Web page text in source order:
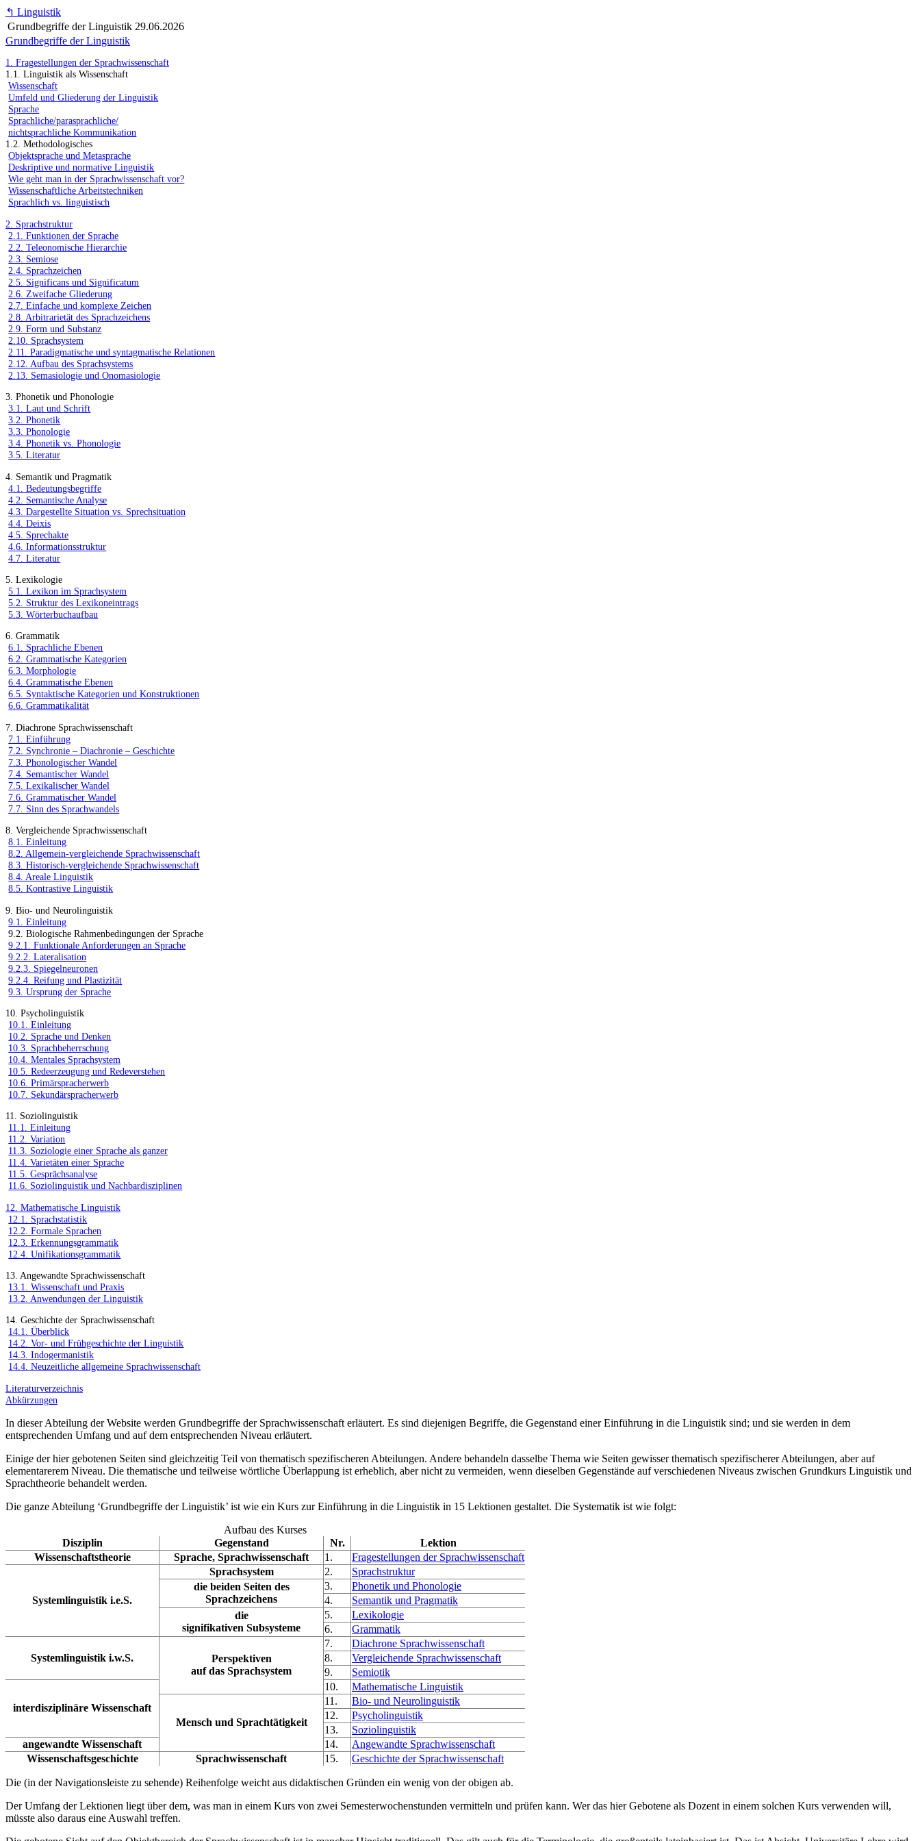
↰ Linguistik
Grundbegriffe der Linguistik 29.06.2026
Grundbegriffe der Linguistik
1. Fragestellungen der Sprachwissenschaft
1.1. Linguistik als Wissenschaft
Wissenschaft
Umfeld und Gliederung der Linguistik
Sprache
Sprachliche/parasprachliche/
nichtsprachliche Kommunikation
1.2. Methodologisches
Objektsprache und Metasprache
Deskriptive und normative Linguistik
Wie geht man in der Sprachwissenschaft vor?
Wissenschaftliche Arbeitstechniken
Sprachlich vs. linguistisch
2. Sprachstruktur
2.1. Funktionen der Sprache
2.2. Teleonomische Hierarchie
2.3. Semiose
2.4. Sprachzeichen
2.5. Significans und Significatum
2.6. Zweifache Gliederung
2.7. Einfache und komplexe Zeichen
2.8. Arbitrarietät des Sprachzeichens
2.9. Form und Substanz
2.10. Sprachsystem
2.11. Paradigmatische und syntagmatische Relationen
2.12. Aufbau des Sprachsystems
2.13. Semasiologie und Onomasiologie
3. Phonetik und Phonologie
3.1. Laut und Schrift
3.2. Phonetik
3.3. Phonologie
3.4. Phonetik vs. Phonologie
3.5. Literatur
4. Semantik und Pragmatik
4.1. Bedeutungsbegriffe
4.2. Semantische Analyse
4.3. Dargestellte Situation vs. Sprechsituation
4.4. Deixis
4.5. Sprechakte
4.6. Informationsstruktur
4.7. Literatur
5. Lexikologie
5.1. Lexikon im Sprachsystem
5.2. Struktur des Lexikoneintrags
5.3. Wörterbuchaufbau
6. Grammatik
6.1. Sprachliche Ebenen
6.2. Grammatische Kategorien
6.3. Morphologie
6.4. Grammatische Ebenen
6.5. Syntaktische Kategorien und Konstruktionen
6.6. Grammatikalität
7. Diachrone Sprachwissenschaft
7.1. Einführung
7.2. Synchronie – Diachronie – Geschichte
7.3. Phonologischer Wandel
7.4. Semantischer Wandel
7.5. Lexikalischer Wandel
7.6. Grammatischer Wandel
7.7. Sinn des Sprachwandels
8. Vergleichende Sprachwissenschaft
8.1. Einleitung
8.2. Allgemein-vergleichende Sprachwissenschaft
8.3. Historisch-vergleichende Sprachwissenschaft
8.4. Areale Linguistik
8.5. Kontrastive Linguistik
9. Bio- und Neurolinguistik
9.1. Einleitung
9.2. Biologische Rahmenbedingungen der Sprache
9.2.1. Funktionale Anforderungen an Sprache
9.2.2. Lateralisation
9.2.3. Spiegelneuronen
9.2.4. Reifung und Plastizität
9.3. Ursprung der Sprache
10. Psycholinguistik
10.1. Einleitung
10.2. Sprache und Denken
10.3. Sprachbeherrschung
10.4. Mentales Sprachsystem
10.5. Redeerzeugung und Redeverstehen
10.6. Primärspracherwerb
10.7. Sekundärspracherwerb
11. Soziolinguistik
11.1. Einleitung
11.2. Variation
11.3. Soziologie einer Sprache als ganzer
11.4. Varietäten einer Sprache
11.5. Gesprächsanalyse
11.6. Soziolinguistik und Nachbardisziplinen
12. Mathematische Linguistik
12.1. Sprachstatistik
12.2. Formale Sprachen
12.3. Erkennungsgrammatik
12.4. Unifikationsgrammatik
13. Angewandte Sprachwissenschaft
13.1. Wissenschaft und Praxis
13.2. Anwendungen der Linguistik
14. Geschichte der Sprachwissenschaft
14.1. Überblick
14.2. Vor- und Frühgeschichte der Linguistik
14.3. Indogermanistik
14.4. Neuzeitliche allgemeine Sprachwissenschaft
Literaturverzeichnis
Abkürzungen
In dieser Abteilung der Website werden Grundbegriffe der Sprachwissenschaft erläutert. Es sind diejenigen Begriffe, die Gegenstand einer Einführung in die Linguistik sind; und sie werden in dem
entsprechenden Umfang und auf dem entsprechenden Niveau erläutert.
Einige der hier gebotenen Seiten sind gleichzeitig Teil von thematisch spezifischeren Abteilungen. Andere behandeln dasselbe Thema wie Seiten gewisser thematisch spezifischerer Abteilungen, aber auf
elementarerem Niveau. Die thematische und teilweise wörtliche Überlappung ist erheblich, aber nicht zu vermeiden, wenn dieselben Gegenstände auf verschiedenen Niveaus zwischen Grundkurs Linguistik und
Sprachtheorie behandelt werden.
Die ganze Abteilung ‘Grundbegriffe der Linguistik’ ist wie ein Kurs zur Einführung in die Linguistik in 15 Lektionen gestaltet. Die Systematik ist wie folgt:
Aufbau des Kurses
Disziplin
Gegenstand Nr.
Lektion
Wissenschaftstheorie
Sprache, Sprachwissenschaft 1. Fragestellungen der Sprachwissenschaft
Systemlinguistik i.e.S.
Sprachsystem 2.
Sprachstruktur
die beiden Seiten des
Sprachzeichens
3.
Phonetik und Phonologie
4.
Semantik und Pragmatik
die
signifikativen Subsysteme
5.
Lexikologie
6.
Grammatik
Systemlinguistik i.w.S.
Perspektiven
auf das Sprachsystem
7.
Diachrone Sprachwissenschaft
8.
Vergleichende Sprachwissenschaft
9.
Semiotik
interdisziplinäre Wissenschaft
10. Mathematische Linguistik
Mensch und Sprachtätigkeit
11.
Bio- und Neurolinguistik
12.
Psycholinguistik
13.
Soziolinguistik
angewandte Wissenschaft
14.
Angewandte Sprachwissenschaft
Wissenschaftsgeschichte
Sprachwissenschaft 15. Geschichte der Sprachwissenschaft
Die (in der Navigationsleiste zu sehende) Reihenfolge weicht aus didaktischen Gründen ein wenig von der obigen ab.
Der Umfang der Lektionen liegt über dem, was man in einem Kurs von zwei Semesterwochenstunden vermitteln und prüfen kann. Wer das hier Gebotene als Dozent in einem solchen Kurs verwenden will,
müsste also daraus eine Auswahl treffen.